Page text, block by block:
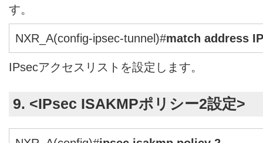
す。
NXR_A(config-ipsec-tunnel)#match address
IPsecアクセスリストを設定します。
9. <IPsec ISAKMPポリシー2設定>